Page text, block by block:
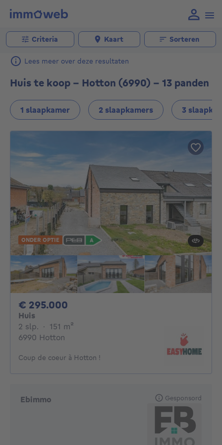
Criteria Kaart Sorteren
Lees meer over deze resultaten
Huis te koop - Hotton (6990) - 13 panden
1 slaapkamer 2 slaapkamers 3
ONDER OPTIE
€ 295.000
Huis
2 slp. 2 slaapkamers
· 151 m²
6990 Hotton
Coup de coeur à Hotton !
Ebimmo Gesponsord